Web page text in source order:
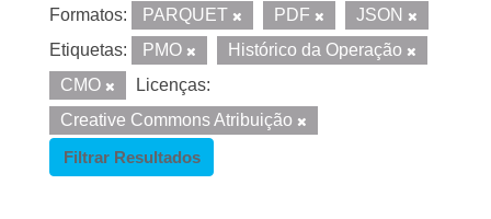
Formatos: PARQUET PDF
JSON
Etiquetas:
PMO
Histórico da Operação
CMO
Licenças:
Creative Commons Atribuição
Filtrar Resultados